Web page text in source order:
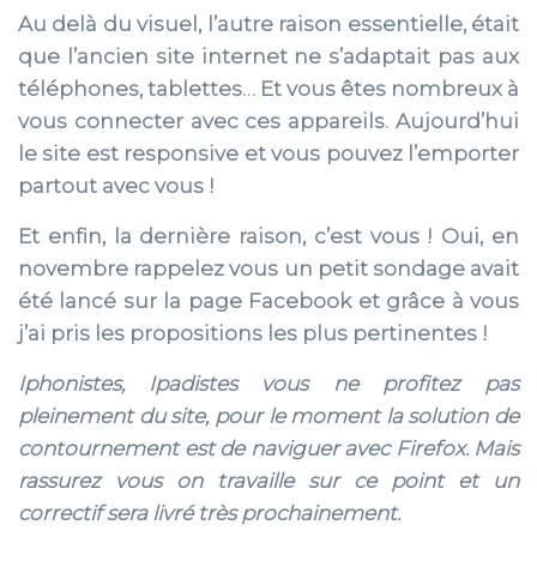
Au delà du visuel, l’autre raison essentielle, était
que l’ancien site internet ne s’adaptait pas aux
téléphones, tablettes… Et vous êtes nombreux à
vous connecter avec ces appareils. Aujourd’hui
le site est responsive et vous pouvez l’emporter
partout avec vous !
Et enfin, la dernière raison, c’est vous ! Oui, en
novembre rappelez vous un petit sondage avait
été lancé sur la page Facebook et grâce à vous
j’ai pris les propositions les plus pertinentes !
Iphonistes, Ipadistes vous ne profitez pas
pleinement du site, pour le moment la solution de
contournement est de naviguer avec Firefox. Mais
rassurez vous on travaille sur ce point et un
correctif sera livré très prochainement.